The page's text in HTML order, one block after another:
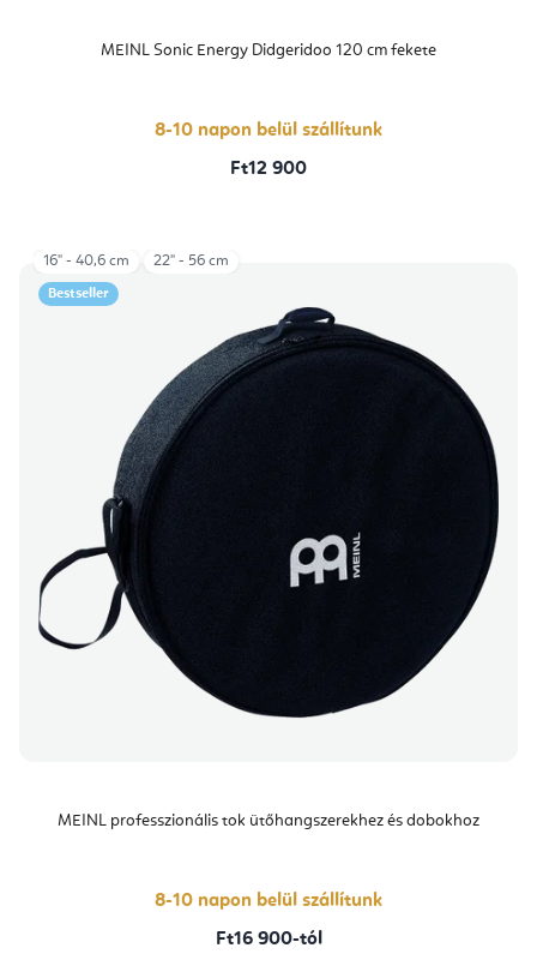
MEINL Sonic Energy Didgeridoo 120 cm fekete
8-10 napon belül szállítunk
Ft12 900
Bestseller
MEINL professzionális tok ütőhangszerekhez és dobokhoz
8-10 napon belül szállítunk
Ft16 900-tól
16" - 40,6 cm 22" - 56 cm